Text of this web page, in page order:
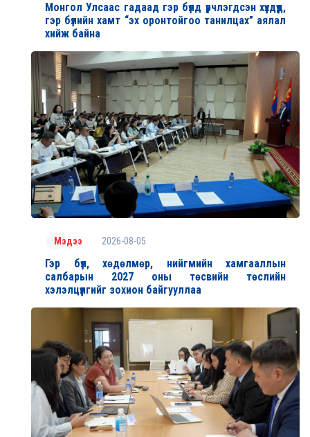
Монгол Улсаас гадаад гэр бүлд үрчлэгдсэн хүүхдүүд,
гэр бүлийн хамт “эх оронтойгоо танилцах” аялал
хийж байна
Мэдээ 2026-08-05
Гэр бүл, хөдөлмөр, нийгмийн хамгааллын
салбарын 2027 оны төсвийн төслийн
хэлэлцүүлгийг зохион байгууллаа